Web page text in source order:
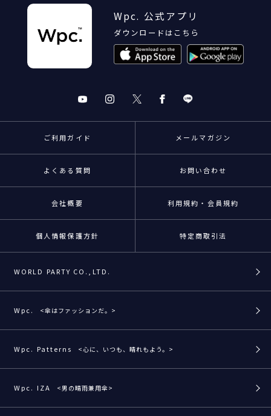
Wpc. 公式アプリ
ダウンロードはこちら
ご利用ガイド メールマガジン
よくある質問 お問い合わせ
会社概要 利用規約・会員規約
個人情報保護方針 特定商取引法
WORLD PARTY CO.,LTD.
Wpc. <傘はファッションだ。>
Wpc. Patterns <心に、いつも、晴れもよう。>
Wpc. IZA <男の晴雨兼用傘>